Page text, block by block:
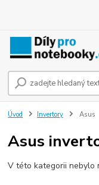
Úvod Invertory Asus
Asus
V této kategorii nebylo